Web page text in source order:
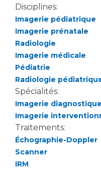
Nos indicateurs
Protection des
Sécurité
Les recherches
Lieu de santé
Disciplines:
Imagerie pédiatrique
Imagerie prénatale
Radiologie
Imagerie médicale
Pédiatrie
Radiologie
Spécialités:
Imagerie diagnostique
Imagerie
Traitements:
Échographie-Doppler
Scanner
IRM